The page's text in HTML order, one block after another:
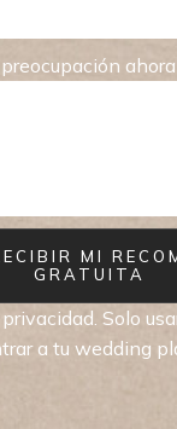
MI
GRATUITA
Solo
a tu wedding